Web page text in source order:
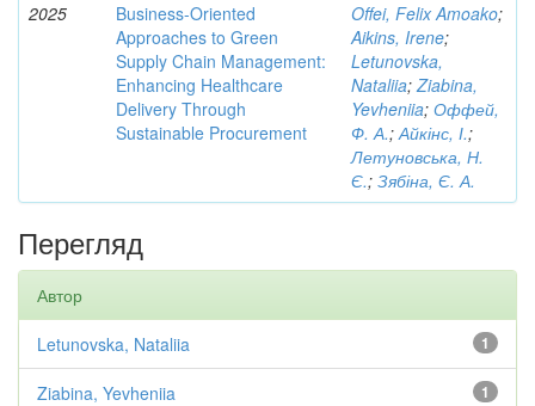
2025
Business-Oriented
Approaches to Green
Supply Chain Management:
Enhancing Healthcare
Delivery Through
Sustainable Procurement
Offei, Felix Amoako;
Aikins, Irene;
Letunovska,
Nataliia;Ziabina,
Yevheniia; Оффей,
Ф. А.;Айкінс, І.;
Летуновська, Н.
Є.; Зябіна, Є. А.
Перегляд
Автор
1
Letunovska, Nataliia
1
Ziabina, Yevheniia